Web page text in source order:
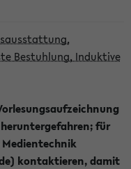
Bestuhlung, Induktive
für
kontaktieren, damit